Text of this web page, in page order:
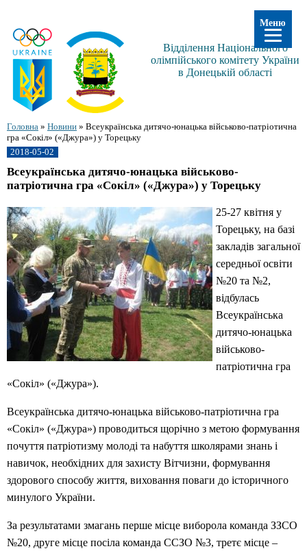
Відділення Національного
олімпійського комітету України
в Донецькій області
Головна » Новини » Всеукраїнська дитячо-юнацька військово-патріотична
гра «Сокіл» («Джура») у Торецьку
2018-05-02
Всеукраїнська дитячо-юнацька військово-
патріотична гра «Сокіл» («Джура») у Торецьку
25-27 квітня у
Торецьку, на базі
закладів загальної
середньої освіти
№20 та №2,
відбулась
Всеукраїнська
дитячо-юнацька
військово-
патріотична гра
«Сокіл» («Джура»).
Всеукраїнська дитячо-юнацька військово-патріотична гра
«Сокіл» («Джура») проводиться щорічно з метою формування
почуття патріотизму молоді та набуття школярами знань і
навичок, необхідних для захисту Вітчизни, формування
здорового способу життя, виховання поваги до історичного
минулого України.
За результатами змагань перше місце виборола команда ЗЗСО
№20, друге місце посіла команда ССЗО №3, третє місце –
Меню